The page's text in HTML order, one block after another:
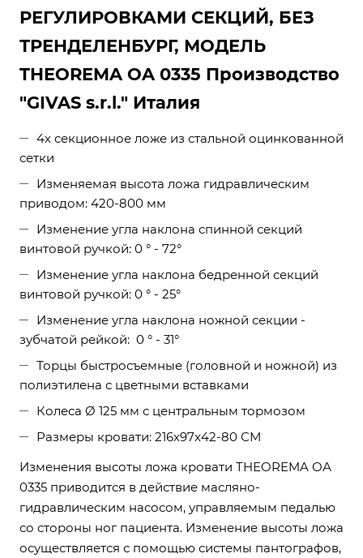
РЕГУЛИРОВКАМИ СЕКЦИЙ, БЕЗ
ТРЕНДЕЛЕНБУРГ, МОДЕЛЬ
THEOREMA OA 0335 Производство
"GIVAS s.r.l." Италия
4х секционное ложе из стальной оцинкованной
сетки
Изменяемая высота ложа гидравлическим
приводом: 420-800 мм
Изменение угла наклона спинной секций
винтовой ручкой: 0 ° - 72°
Изменение угла наклона бедренной секций
винтовой ручкой: 0 ° - 25°
Изменение угла наклона ножной секции -
зубчатой рейкой: 0 ° - 31°
Торцы быстросъемные (головной и ножной) из
полиэтилена с цветными вставками
Колеса Ø 125 мм с центральным тормозом
Размеры кровати: 216х97х42-80 СМ
Изменения высоты ложа кровати THEOREMA ОА
0335 приводится в действие масляно-
гидравлическим насосом, управляемым педалью
со стороны ног пациента. Изменение высоты ложа
осуществляется с помощью системы пантографов,